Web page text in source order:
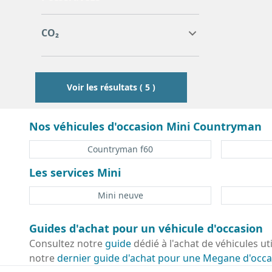
CO₂
Voir les résultats ( 5 )
Nos véhicules d'occasion Mini Countryman
Countryman f60
Les services Mini
Mini neuve
Guides d'achat pour un véhicule d'occasion
Consultez notreguide dédié à l'achat de véhicules
notredernier guide d'achat pour une Megane